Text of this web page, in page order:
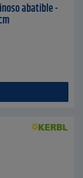
abatible -